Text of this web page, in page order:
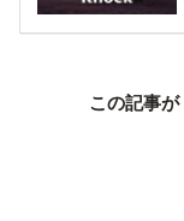
この記事